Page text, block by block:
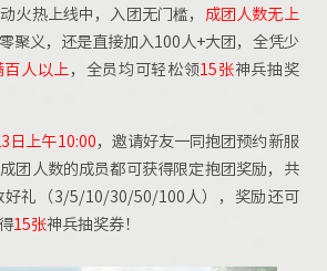
热上线中，入团无门槛， 成团人数无上
聚义，还是直接加入100人+大团，全凭少
百人以上，全员均可轻松领15张神兵抽奖
日上午10:00，邀请好友一同抱团预约新服
团人数的成员都可获得限定抱团奖励，共
好礼（3/5/10/30/50/100人），奖励还可
15张神兵抽奖券！